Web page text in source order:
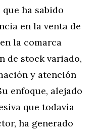
ha sabido
en la venta de
la comarca
de stock variado,
y atención
enfoque, alejado
que todavía
ha generado